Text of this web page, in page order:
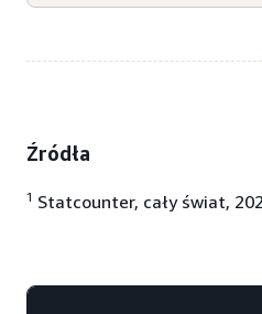
Źródła
1 Statcounter, cały świat,